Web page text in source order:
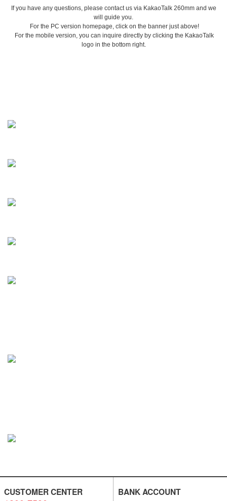
If you have any questions, please contact us via KakaoTalk 260mm and we
will guide you.
For the PC version homepage, click on the banner just above!
For the mobile version, you can inquire directly by clicking the KakaoTalk
logo in the bottom right.
CUSTOMER CENTER BANK ACCOUNT